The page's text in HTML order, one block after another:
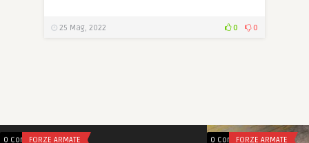
25 Mag, 2022 0 0
0 CommentsFORZE ARMATE 0 CommentsFORZE ARMATE